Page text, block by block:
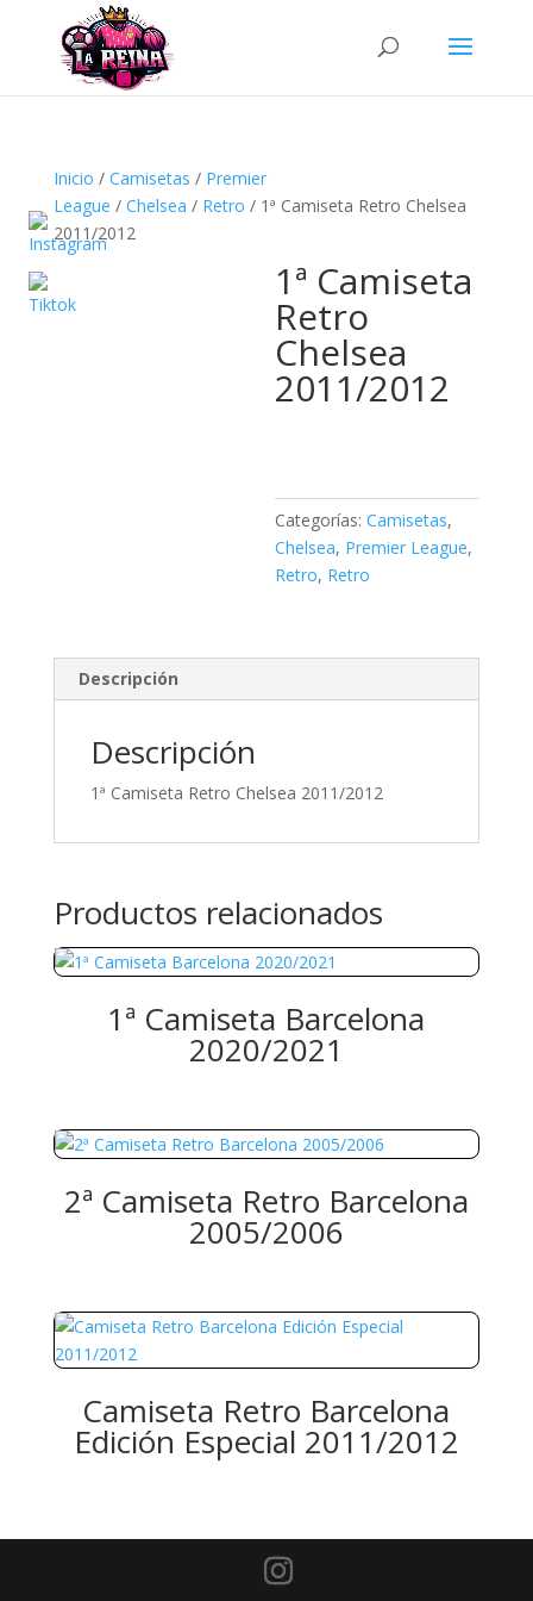
Búsqueda
productos
Inicio / Camisetas / Premier
League / Chelsea / Retro / 1ª Camiseta Retro Chelsea
2011/2012
1ª Camiseta
Retro
Chelsea
2011/2012
Categorías:Camisetas,
Chelsea, Premier League,
Retro, Retro
Descripción
Descripción
1ª Camiseta Retro Chelsea 2011/2012
Productos relacionados
1ª Camiseta Barcelona
2020/2021
2ª Camiseta Retro Barcelona
2005/2006
Camiseta Retro Barcelona
Edición Especial 2011/2012